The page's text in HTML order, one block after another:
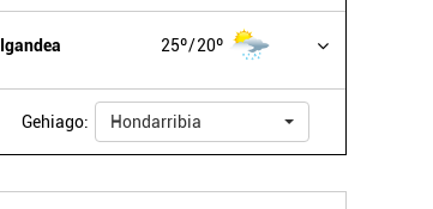
Igandea 25º 20º
Gehiago: Hondarribia